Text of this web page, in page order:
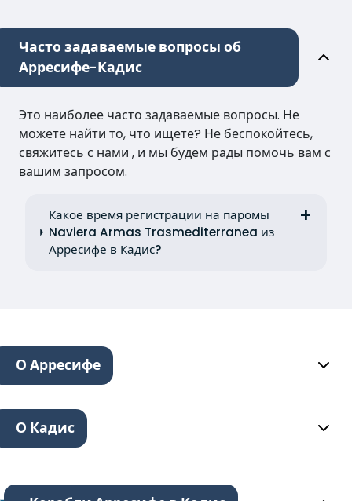
Часто задаваемые вопросы об
Арресифе-Кадис
Это наиболее часто задаваемые вопросы. Не
можете найти то, что ищете? Не беспокойтесь,
свяжитесь с нами , и мы будем рады помочь вам с
вашим запросом.
Какое время регистрации на паромы
Naviera Armas Trasmediterranea из
Арресифе в Кадис?
О Арресифе
О Кадис